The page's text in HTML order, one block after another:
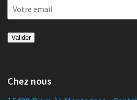
Chez nous